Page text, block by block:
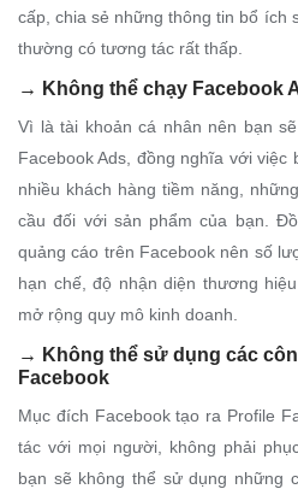
cấp, chia sẻ những thông tin bổ ích
thường có tương tác rất thấp.
→ Không thể chạy Facebook
Vì là tài khoản cá nhân nên bạn
Facebook Ads, đồng nghĩa với
nhiều khách hàng tiềm năng,
cầu đối với sản phẩm của bạn.
quảng cáo trên Facebook nên số
hạn chế, độ nhận diện thương
mở rộng quy mô kinh doanh.
→ Không thể sử dụng các
Facebook
Mục đích Facebook tạo ra Profile
tác với mọi người, không phải
bạn sẽ không thể sử dụng những